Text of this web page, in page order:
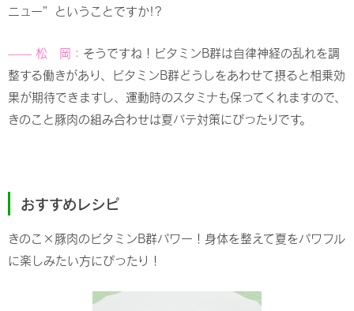
ニュー”ということですか!?
—— 松 岡： そうですね！ビタミンB群は自律神経の乱れを調
整する働きがあり、ビタミンB群どうしをあわせて摂ると相乗効
果が期待できますし、運動時のスタミナも保ってくれますので、
きのこと豚肉の組み合わせは夏バテ対策にぴったりです。
おすすめレシピ
きのこ×豚肉のビタミンB群パワー！身体を整えて夏をパワフル
に楽しみたい方にぴったり！